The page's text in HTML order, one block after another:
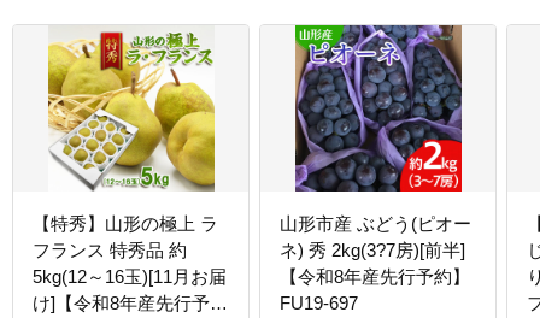
【特秀】山形の極上 ラ
フランス 特秀品 約
5kg(12～16玉)[11月お届
け]【令和8年産先行予
山形市産 ぶどう(ピオー
ネ) 秀 2kg(3?7房)[前半]
【令和8年産先行予約】
FU19-697